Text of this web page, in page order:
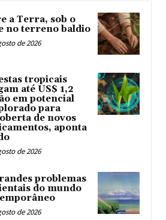
a Terra, sob o
no terreno baldio
de 2026
tropicais
até US$ 1,2
em potencial
para
de novos
aponta
de 2026
problemas
do mundo
de 2026